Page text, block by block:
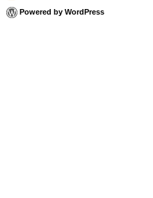
Powered by WordPress